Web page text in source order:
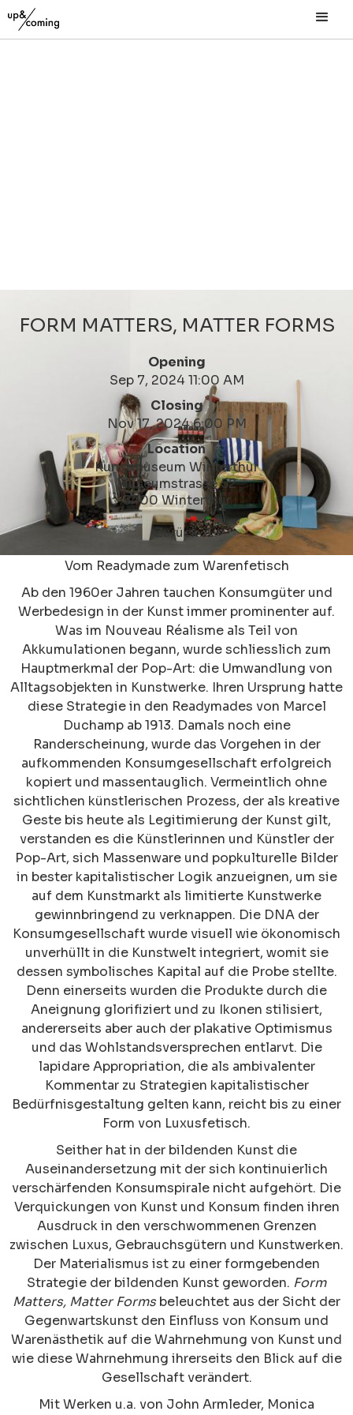
FORM MATTERS, MATTER FORMS
Opening
Sep 7, 2024 11:00 AM
Closing
Nov 17, 2024 6:00 PM
Location
Kunstmuseum Winterthur
Museumstrasse 52
8400 Winterthur
Zurück
Vom Readymade zum Warenfetisch
Ab den 1960er Jahren tauchen Konsumgüter und
Werbedesign in der Kunst immer prominenter auf.
Was im Nouveau Réalisme als Teil von
Akkumulationen begann, wurde schliesslich zum
Hauptmerkmal der Pop-Art: die Umwandlung von
Alltagsobjekten in Kunstwerke. Ihren Ursprung hatte
diese Strategie in den Readymades von Marcel
Duchamp ab 1913. Damals noch eine
Randerscheinung, wurde das Vorgehen in der
aufkommenden Konsumgesellschaft erfolgreich
kopiert und massentauglich. Vermeintlich ohne
sichtlichen künstlerischen Prozess, der als kreative
Geste bis heute als Legitimierung der Kunst gilt,
verstanden es die Künstlerinnen und Künstler der
Pop-Art, sich Massenware und popkulturelle Bilder
in bester kapitalistischer Logik anzueignen, um sie
auf dem Kunstmarkt als limitierte Kunstwerke
gewinnbringend zu verknappen. Die DNA der
Konsumgesellschaft wurde visuell wie ökonomisch
unverhüllt in die Kunstwelt integriert, womit sie
dessen symbolisches Kapital auf die Probe stellte.
Denn einerseits wurden die Produkte durch die
Aneignung glorifiziert und zu Ikonen stilisiert,
andererseits aber auch der plakative Optimismus
und das Wohlstandsversprechen entlarvt. Die
lapidare Appropriation, die als ambivalenter
Kommentar zu Strategien kapitalistischer
Bedürfnisgestaltung gelten kann, reicht bis zu einer
Form von Luxusfetisch.
Seither hat in der bildenden Kunst die
Auseinandersetzung mit der sich kontinuierlich
verschärfenden Konsumspirale nicht aufgehört. Die
Verquickungen von Kunst und Konsum finden ihren
Ausdruck in den verschwommenen Grenzen
zwischen Luxus, Gebrauchsgütern und Kunstwerken.
Der Materialismus ist zu einer formgebenden
Strategie der bildenden Kunst geworden. Form
Matters, Matter Forms beleuchtet aus der Sicht der
Gegenwartskunst den Einfluss von Konsum und
Warenästhetik auf die Wahrnehmung von Kunst und
wie diese Wahrnehmung ihrerseits den Blick auf die
Gesellschaft verändert.
Mit Werken u.a. von John Armleder, Monica